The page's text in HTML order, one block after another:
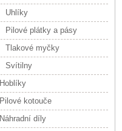
Uhlíky
Pilové plátky a pásy
Tlakové myčky
Svítilny
Hoblíky
Pilové kotouče
Náhradní díly